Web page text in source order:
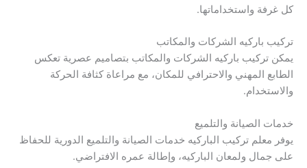
كل غرفة واستخداماتها.
تركيب باركيه الشركات والمكاتب
يمكن تركيب باركيه الشركات والمكاتب بتصاميم عصرية تعكس
الطابع المهني والاحترافي للمكان، مع مراعاة كثافة الحركة
والاستخدام.
خدمات الصيانة والتلميع
يوفر معلم تركيب الباركيه خدمات الصيانة والتلميع الدورية للحفاظ
على جمال ولمعان الباركيه، وإطالة عمره الافتراضي.